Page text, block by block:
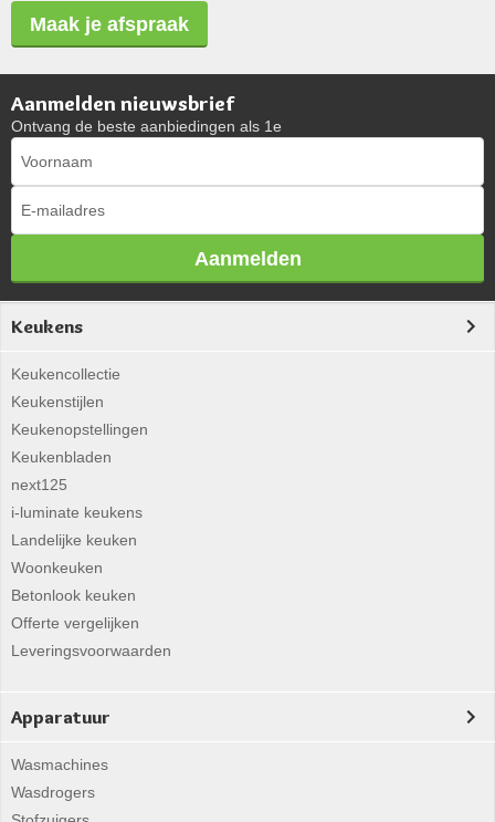
Maak je afspraak
Aanmelden nieuwsbrief
Ontvang de beste aanbiedingen als 1e
Aanmelden
Keukens
Keukencollectie
Keukenstijlen
Keukenopstellingen
Keukenbladen
next125
i-luminate keukens
Landelijke keuken
Woonkeuken
Betonlook keuken
Offerte vergelijken
Leveringsvoorwaarden
Apparatuur
Wasmachines
Wasdrogers